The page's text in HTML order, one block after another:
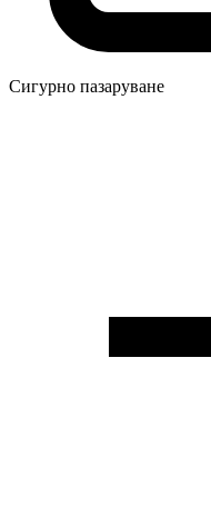
Сигурно пазаруване